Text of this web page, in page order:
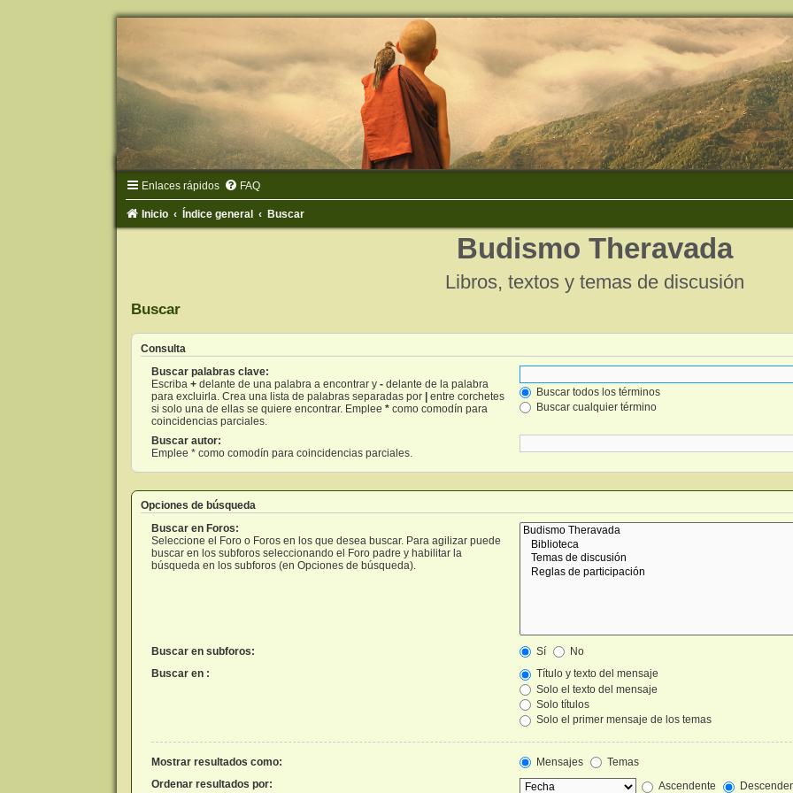
Enlaces rápidos FAQ
Inicio Índice general Buscar
Budismo Theravada
Libros, textos y temas de discusión
Buscar
Consulta
Buscar palabras clave:
Escriba +delante de una palabra a encontrar y -delante de la palabra
para excluirla. Crea una lista de palabras separadas por |entre corchetes
si solo una de ellas se quiere encontrar. Emplee *como comodín para
coincidencias parciales.
Buscar todos los términos
Buscar cualquier término
Buscar autor:
Emplee * como comodín para coincidencias parciales.
Opciones de búsqueda
Buscar en Foros:
Seleccione el Foro o Foros en los que desea buscar. Para agilizar puede
buscar en los subforos seleccionando el Foro padre y habilitar la
búsqueda en los subforos (en Opciones de búsqueda).
Buscar en subforos: Sí
No
Buscar en :
Título y texto del mensaje
Solo el texto del mensaje
Solo títulos
Solo el primer mensaje de los temas
Mostrar resultados como: Mensajes
Temas
Ordenar resultados por:
Ascendente